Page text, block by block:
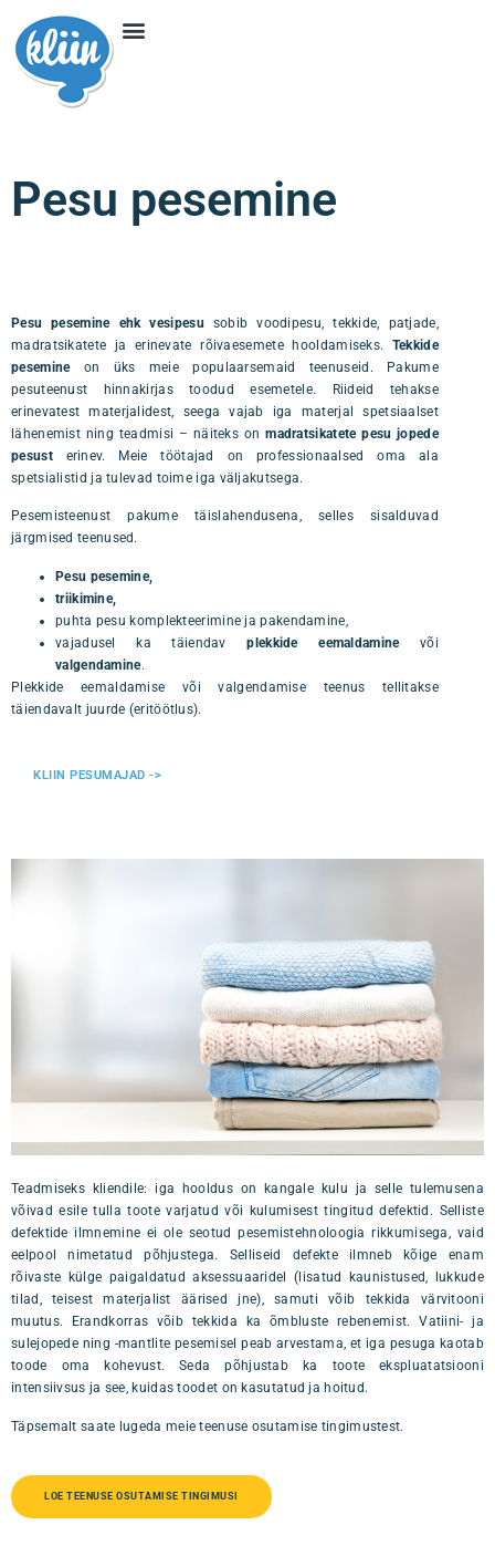
Pesu pesemine
Pesu pesemine ehk vesipesu sobib voodipesu, tekkide, patjade,
madratsikatete ja erinevate rõivaesemete hooldamiseks. Tekkide
pesemineon üks meie populaarsemaid teenuseid. Pakume
pesuteenust hinnakirjas toodud esemetele. Riideid tehakse
erinevatest materjalidest, seega vajab iga materjal spetsiaalset
lähenemist ning teadmisi – näiteks onmadratsikatete pesu jopede
pesusterinev. Meie töötajad on professionaalsed oma ala
spetsialistid ja tulevad toime iga väljakutsega.
Pesemisteenust pakume täislahendusena, selles sisalduvad
järgmised teenused.
Pesu pesemine,
triikimine,
puhta pesu komplekteerimine ja pakendamine,
vajadusel ka täiendavplekkide eemaldaminevõi
valgendamine.
Plekkide eemaldamise või valgendamise teenus tellitakse
täiendavalt juurde (eritöötlus).
KLIIN PESUMAJAD ->
Teadmiseks kliendile: iga hooldus on kangale kulu ja selle tulemusena
võivad esile tulla toote varjatud või kulumisest tingitud defektid. Selliste
defektide ilmnemine ei ole seotud pesemistehnoloogia rikkumisega, vaid
eelpool nimetatud põhjustega. Selliseid defekte ilmneb kõige enam
rõivaste külge paigaldatud aksessuaaridel (lisatud kaunistused, lukkude
tilad, teisest materjalist äärised jne), samuti võib tekkida värvitooni
muutus. Erandkorras võib tekkida ka õmbluste rebenemist. Vatiini- ja
sulejopede ning -mantlite pesemisel peab arvestama, et iga pesuga kaotab
toode oma kohevust. Seda põhjustab ka toote ekspluatatsiooni
intensiivsus ja see, kuidas toodet on kasutatud ja hoitud.
Täpsemalt saate lugeda meie teenuse osutamise tingimustest.
LOE TEENUSE OSUTAMISE TINGIMUSI